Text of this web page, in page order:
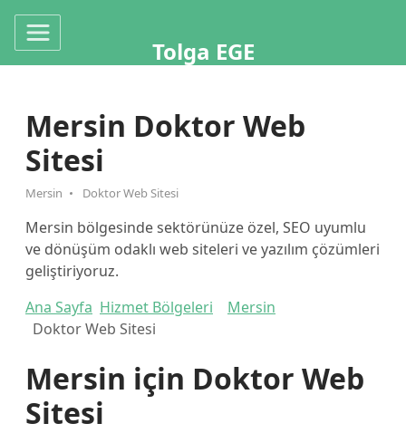
Tolga EGE
Mersin Doktor Web
Sitesi
Mersin Doktor Web Sitesi
Mersin bölgesinde sektörünüze özel, SEO uyumlu
ve dönüşüm odaklı web siteleri ve yazılım çözümleri
geliştiriyoruz.
Ana Sayfa Hizmet Bölgeleri
Mersin
Doktor Web Sitesi
Mersin için Doktor Web
Sitesi